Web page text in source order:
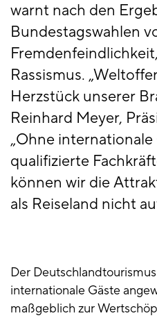
warnt nach den
Bundestagswahlen
Rassismus.
Herzstück unserer
Reinhard Meyer,
„Ohne internationale
qualifizierte
können wir die
als Reiseland nicht
Der
internationale Gäste
maßgeblich zur